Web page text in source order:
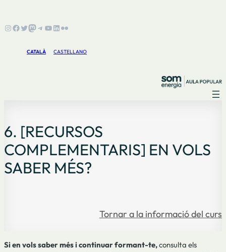
Instagram
Facebook
Twitter
Mastodon
Telegram
YouTube
LinkedIn
Flickr
CATALÀ CASTELLANO
6. [RECURSOS
COMPLEMENTARIS] EN VOLS
SABER MÉS?
Tornar a la informació del curs
Si en vols saber més i continuar formant-te,consulta els